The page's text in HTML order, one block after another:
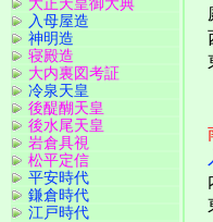
入母屋造
神明造
寝殿造
大内裏図考証
冷泉天皇
後醍醐天皇
後水尾天皇
岩倉具視
松平定信
平安時代
鎌倉時代
江戸時代